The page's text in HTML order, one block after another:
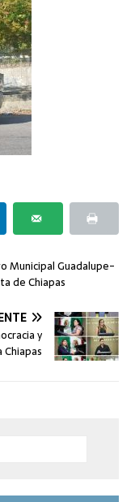
Municipal Guadalupe-
de Chiapas
y